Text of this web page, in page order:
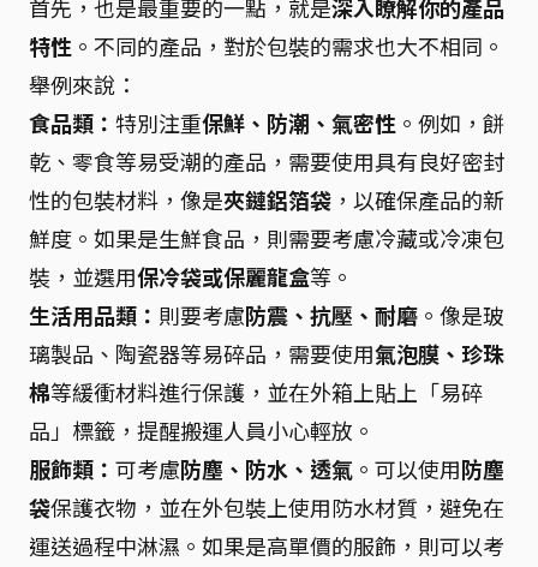
首先，也是最重要的一點，就是深入瞭解你的產品
特性 。不同的產品，對於包裝的需求也大不相同。
舉例來說：
食品類： 特別注重保鮮、防潮、氣密性 。例如，餅
乾、零食等易受潮的產品，需要使用具有良好密封
性的包裝材料，像是夾鏈鋁箔袋 ，以確保產品的新
鮮度。如果是生鮮食品，則需要考慮冷藏或冷凍包
裝，並選用保冷袋或保麗龍盒等。
生活用品類： 則要考慮防震、抗壓、耐磨 。像是玻
璃製品、陶瓷器等易碎品，需要使用氣泡膜、珍珠
棉等緩衝材料進行保護，並在外箱上貼上「易碎
品」標籤，提醒搬運人員小心輕放。
服飾類： 可考慮防塵、防水、透氣 。可以使用防塵
袋保護衣物，並在外包裝上使用防水材質，避免在
運送過程中淋濕。如果是高單價的服飾，則可以考